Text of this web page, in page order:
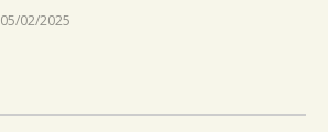
05/02/2025